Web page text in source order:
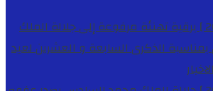
برقية تهنئة مرفوعة إلى جلالة الملك
الذكرى السابعة و العشرين لعيد